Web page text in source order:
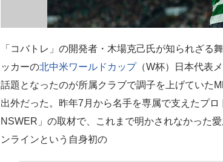
「コバトレ」の開発者・木場克己氏が知られざる
ッカーの北中米ワールドカップ（W杯）日本代表
話題となったのが所属クラブで調子を上げていた
出外だった。昨年7月から名手を専属で支えたプ
NSWER」の取材で、これまで明かされなかった
ンラインという自身初の